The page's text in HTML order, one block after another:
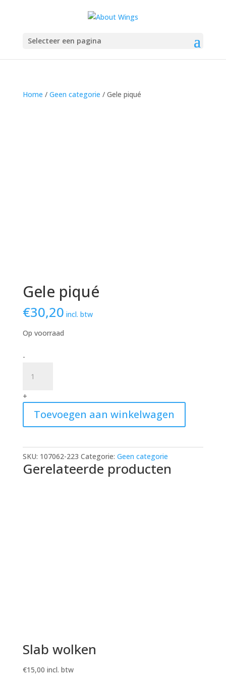
Selecteer een pagina
Home / Geen categorie / Gele piqué
Gele piqué
€30,20 incl. btw
Op voorraad
Gele
quantity
-
+
Toevoegen aan winkelwagen
SKU: 107062-223 Categorie: Geen categorie
Gerelateerde producten
Slab wolken
€15,00 incl. btw